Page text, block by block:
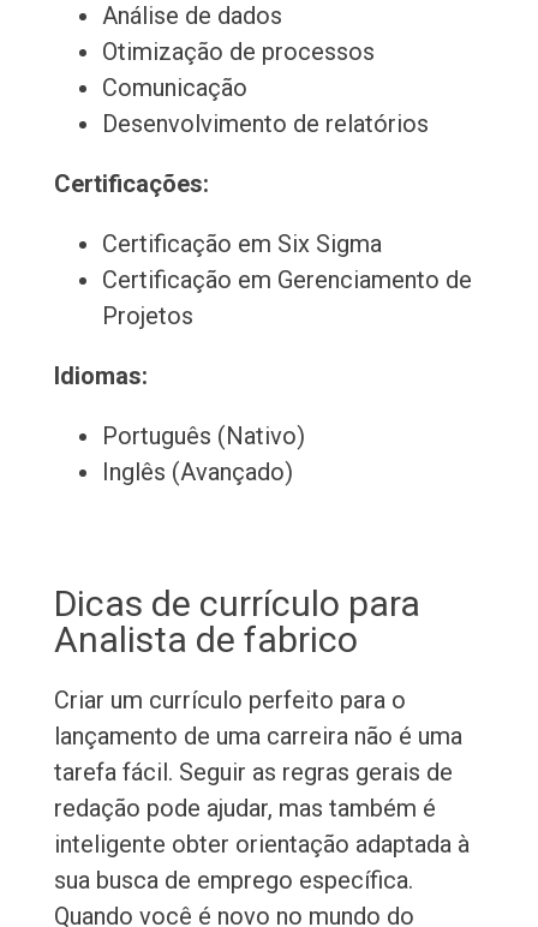
Análise de dados
Otimização de processos
Comunicação
Desenvolvimento de relatórios
Certificações:
Certificação em Six Sigma
Certificação em Gerenciamento de
Projetos
Idiomas:
Português (Nativo)
Inglês (Avançado)
Dicas de currículo para
Analista de fabrico
Criar um currículo perfeito para o
lançamento de uma carreira não é uma
tarefa fácil. Seguir as regras gerais de
redação pode ajudar, mas também é
inteligente obter orientação adaptada à
sua busca de emprego específica.
Quando você é novo no mundo do